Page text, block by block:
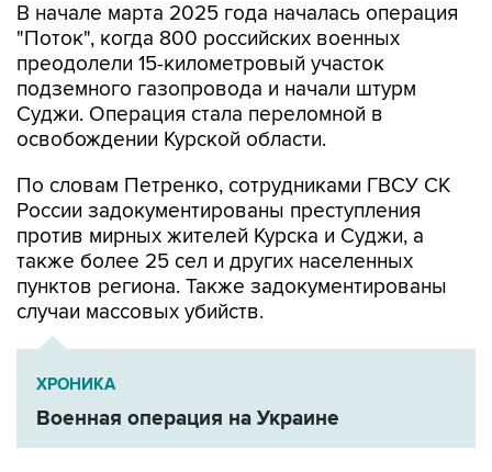
В начале марта 2025 года началась операция
"Поток", когда 800 российских военных
преодолели 15-километровый участок
подземного газопровода и начали штурм
Суджи. Операция стала переломной в
освобождении Курской области.
По словам Петренко, сотрудниками ГВСУ СК
России задокументированы преступления
против мирных жителей Курска и Суджи, а
также более 25 сел и других населенных
пунктов региона. Также задокументированы
случаи массовых убийств.
ХРОНИКА
Военная операция на Украине